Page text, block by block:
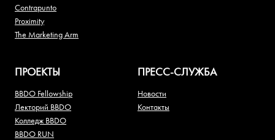
Contrapunto
Proximity
The Marketing Arm
ПРОЕКТЫ
BBDO Fellowship
Лекторий BBDO
Колледж BBDO
BBDO RUN
ПРЕСС-СЛУЖБА
Новости
Контакты